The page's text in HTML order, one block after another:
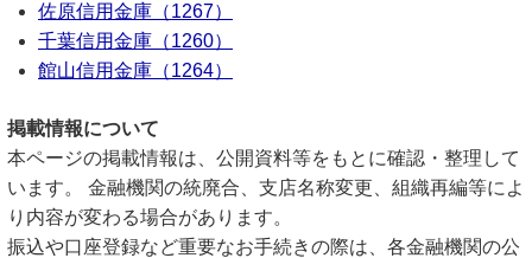
佐原信用金庫（1267）
千葉信用金庫（1260）
館山信用金庫（1264）
掲載情報について
本ページの掲載情報は、公開資料等をもとに確認・整理して
います。 金融機関の統廃合、支店名称変更、組織再編等によ
り内容が変わる場合があります。
振込や口座登録など重要なお手続きの際は、各金融機関の公